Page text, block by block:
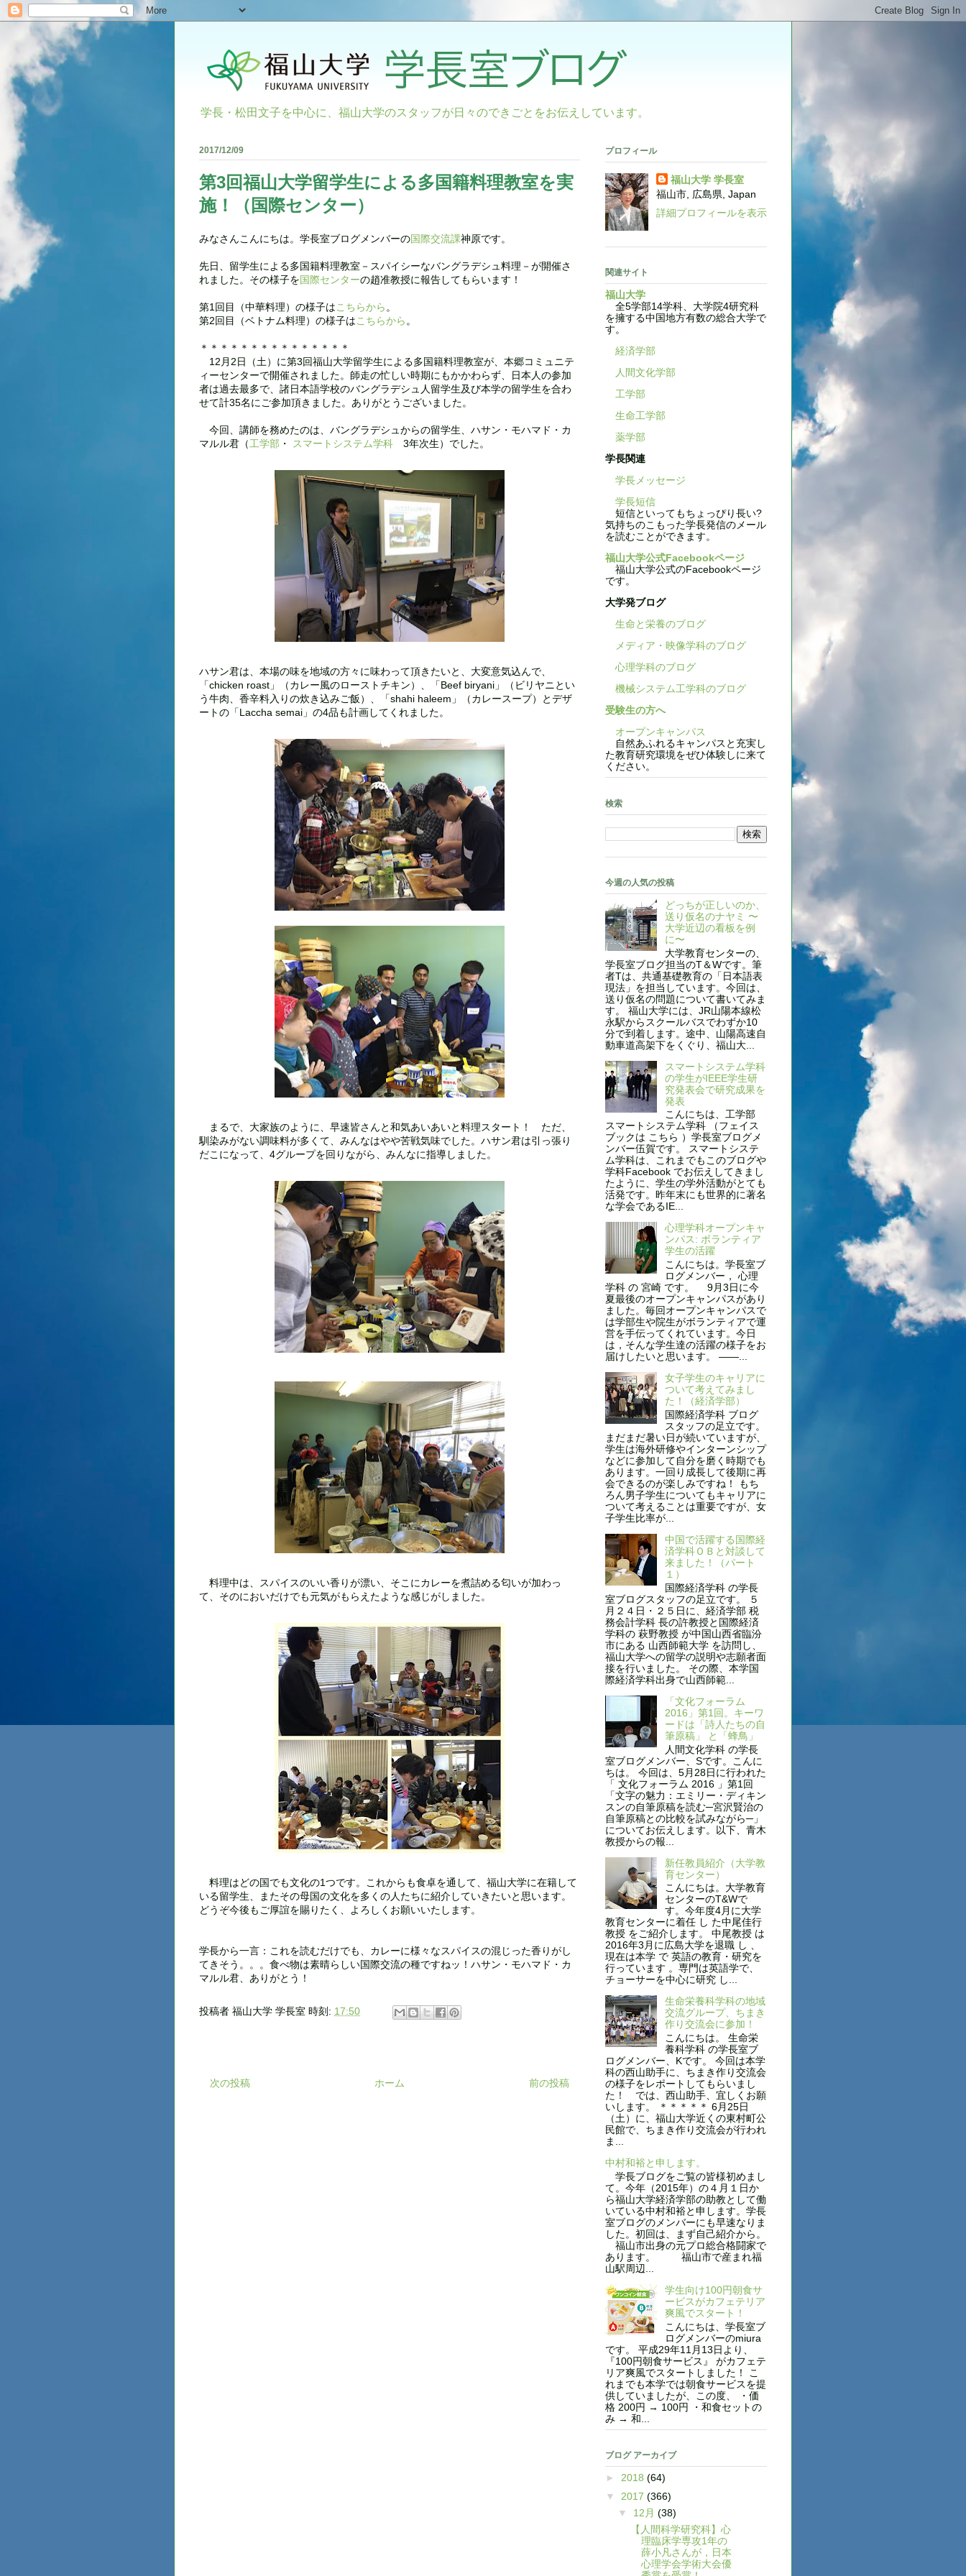
学長・松田文子を中心に、福山大学のスタッフが日々のできごとをお伝えしています。
2017/12/09
第3回福山大学留学生による多国籍料理教室を実
施！（国際センター）
みなさんこんにちは。学長室ブログメンバーの国際交流課神原です。
先日、留学生による多国籍料理教室－スパイシーなバングラデシュ料理－が開催さ
れました。その様子を国際センターの趙准教授に報告してもらいます！
第1回目（中華料理）の様子はこちらから。
第2回目（ベトナム料理）の様子はこちらから。
＊＊＊＊＊＊＊＊＊＊＊＊＊＊＊
12月2日（土）に第3回福山大学留学生による多国籍料理教室が、本郷コミュニテ
ィーセンターで開催されました。師走の忙しい時期にもかかわらず、日本人の参加
者は過去最多で、諸日本語学校のバングラデシュ人留学生及び本学の留学生を合わ
せて計35名にご参加頂きました。ありがとうございました。
今回、講師を務めたのは、バングラデシュからの留学生、ハサン・モハマド・カ
マルル君（工学部 ・ スマートシステム学科 3年次生）でした。
ハサン君は、本場の味を地域の方々に味わって頂きたいと、大変意気込んで、
「chicken roast」（カレー風のローストチキン）、「Beef biryani」（ビリヤニとい
う牛肉、香辛料入りの炊き込みご飯）、「shahi haleem」（カレースープ）とデザ
ートの「Laccha semai」の4品も計画してくれました。
まるで、大家族のように、早速皆さんと和気あいあいと料理スタート！ ただ、
馴染みがない調味料が多くて、みんなはやや苦戦気味でした。ハサン君は引っ張り
だこになって、4グループを回りながら、みんなに指導しました。
料理中は、スパイスのいい香りが漂い、そこにカレーを煮詰める匂いが加わっ
て、そのにおいだけでも元気がもらえたような感じがしました。
料理はどの国でも文化の1つです。これからも食卓を通して、福山大学に在籍して
いる留学生、またその母国の文化を多くの人たちに紹介していきたいと思います。
どうぞ今後もご厚誼を賜りたく、よろしくお願いいたします。
学長から一言：これを読むだけでも、カレーに様々なスパイスの混じった香りがし
てきそう。。。食べ物は素晴らしい国際交流の種ですねッ！ハサン・モハマド・カ
マルル君、ありがとう！
投稿者 福山大学 学長室 時刻: 17:50
次の投稿 前の投稿
ホーム
プロフィール
福山大学 学長室
福山市, 広島県, Japan
詳細プロフィールを表示
関連サイト
福山大学
全5学部14学科、大学院4研究科
を擁する中国地方有数の総合大学で
す。
経済学部
人間文化学部
工学部
生命工学部
薬学部
学長関連
学長メッセージ
学長短信
短信といってもちょっぴり長い?
気持ちのこもった学長発信のメール
を読むことができます。
福山大学公式Facebookページ
福山大学公式のFacebookページ
です。
大学発ブログ
生命と栄養のブログ
メディア・映像学科のブログ
心理学科のブログ
機械システム工学科のブログ
受験生の方へ
オープンキャンパス
自然あふれるキャンパスと充実し
た教育研究環境をぜひ体験しに来て
ください。
検索
今週の人気の投稿
どっちが正しいのか、
送り仮名のナヤミ 〜
大学近辺の看板を例
に〜
大学教育センターの、
学長室ブログ担当のT＆Wです。筆
者Tは、共通基礎教育の「日本語表
現法」を担当しています。今回は、
送り仮名の問題について書いてみま
す。 福山大学には、JR山陽本線松
永駅からスクールバスでわずか10
分で到着します。途中、山陽高速自
動車道高架下をくぐり、福山大...
スマートシステム学科
の学生がIEEE学生研
究発表会で研究成果を
発表
こんにちは、工学部
スマートシステム学科 （フェイス
ブックは こちら ）学長室ブログメ
ンバー伍賀です。 スマートシステ
ム学科は、これまでもこのブログや
学科Facebook でお伝えしてきまし
たように、学生の学外活動がとても
活発です。昨年末にも世界的に著名
な学会であるIE...
心理学科オープンキャ
ンパス: ボランティア
学生の活躍
こんにちは。学長室ブ
ログメンバー， 心理
学科 の 宮崎 です。 9月3日に今
夏最後のオープンキャンパスがあり
ました。毎回オープンキャンパスで
は学部生や院生がボランティアで運
営を手伝ってくれています。今日
は，そんな学生達の活躍の様子をお
届けしたいと思います。 ——...
女子学生のキャリアに
ついて考えてみまし
た！（経済学部）
国際経済学科 ブログ
スタッフの足立です。
まだまだ暑い日が続いていますが、
学生は海外研修やインターンシップ
などに参加して自分を磨く時期でも
あります。一回り成長して後期に再
会できるのが楽しみですね！ もち
ろん男子学生についてもキャリアに
ついて考えることは重要ですが、女
子学生比率が...
中国で活躍する国際経
済学科ＯＢと対談して
来ました！（パート
１）
国際経済学科 の学長
室ブログスタッフの足立です。 ５
月２４日・２５日に、経済学部 税
務会計学科 長の許教授と国際経済
学科の 萩野教授 が中国山西省臨汾
市にある 山西師範大学 を訪問し、
福山大学への留学の説明や志願者面
接を行いました。 その際、本学国
際経済学科出身で山西師範...
「文化フォーラム
2016」第1回。キーワ
ードは「詩人たちの自
筆原稿」 と「蜂鳥」
人間文化学科 の学長
室ブログメンバー、Sです。こんに
ちは。 今回は、5月28日に行われた
「 文化フォーラム 2016 」第1回
「文字の魅力：エミリー・ディキン
スンの自筆原稿を読む─宮沢賢治の
自筆原稿との比較を試みながら─」
についてお伝えします。以下、青木
教授からの報...
新任教員紹介（大学教
育センター）
こんにちは。大学教育
センターのT&Wで
す。今年度4月に大学
教育センターに着任 し た中尾佳行
教授 をご紹介します。 中尾教授 は
2016年3月に広島大学を退職 し 、
現在は本学 で 英語の教育・研究を
行っています 。専門は英語学で、
チョーサーを中心に研究 し...
生命栄養科学科の地域
交流グループ、ちまき
作り交流会に参加！
こんにちは。 生命栄
養科学科 の学長室ブ
ログメンバー、Kです。 今回は本学
科の西山助手に、ちまき作り交流会
の様子をレポートしてもらいまし
た！ では、西山助手、宜しくお願
いします。 ＊＊＊＊＊ 6月25日
（土）に、福山大学近くの東村町公
民館で、ちまき作り交流会が行われ
ま...
中村和裕と申します。
学長ブログをご覧の皆様初めまし
て。今年（2015年）の４月１日か
ら福山大学経済学部の助教として働
いている中村和裕と申します。学長
室ブログのメンバーにも早速なりま
した。初回は、まず自己紹介から。
福山市出身の元プロ総合格闘家で
あります。 福山市で産まれ福
山駅周辺...
学生向け100円朝食サ
ービスがカフェテリア
爽風でスタート！
こんにちは、学長室ブ
ログメンバーのmiura
です。 平成29年11月13日より、
『100円朝食サービス』 がカフェテ
リア爽風でスタートしました！ こ
れまでも本学では朝食サービスを提
供していましたが、この度、 ・価
格 200円 → 100円 ・和食セットの
み → 和...
ブログ アーカイブ
► 2018 (64)
▼ 2017 (366)
▼ 12月 (38)
【人間科学研究科】心
理臨床学専攻1年の
薛小凡さんが，日本
心理学会学術大会優